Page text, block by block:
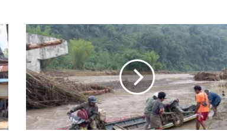
N
a
m
Y
u
n
H
k
r